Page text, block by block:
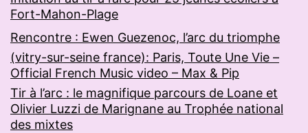
Fort-Mahon-Plage
Rencontre : Ewen Guezenoc, l’arc du triomphe
(vitry-sur-seine france): Paris, Toute Une Vie –
Official French Music video – Max & Pip
Tir à l’arc : le magnifique parcours de Loane et
Olivier Luzzi de Marignane au Trophée national
des mixtes